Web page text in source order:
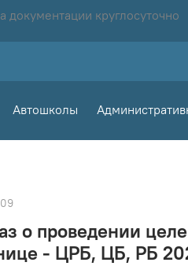
документации круглосуточно
Автошколы
о проведении
- ЦРБ, ЦБ, РБ